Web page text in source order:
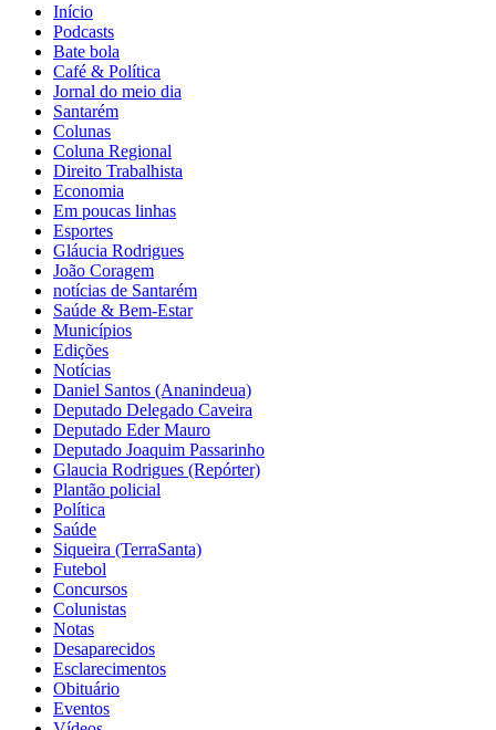
Início
Podcasts
Bate bola
Café & Política
Jornal do meio dia
Santarém
Colunas
Coluna Regional
Direito Trabalhista
Economia
Em poucas linhas
Esportes
Gláucia Rodrigues
João Coragem
notícias de Santarém
Saúde & Bem-Estar
Municípios
Edições
Notícias
Daniel Santos (Ananindeua)
Deputado Delegado Caveira
Deputado Eder Mauro
Deputado Joaquim Passarinho
Glaucia Rodrigues (Repórter)
Plantão policial
Política
Saúde
Siqueira (TerraSanta)
Futebol
Concursos
Colunistas
Notas
Desaparecidos
Esclarecimentos
Obituário
Eventos